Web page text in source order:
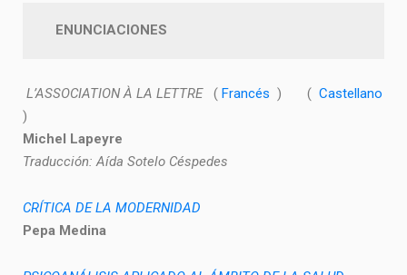
ENUNCIACIONES
L’ASSOCIATION À LA LETTRE( Francés ) ( Castellano
)
Michel Lapeyre
Traducción: Aída Sotelo Céspedes
CRÍTICA DE LA MODERNIDAD
Pepa Medina